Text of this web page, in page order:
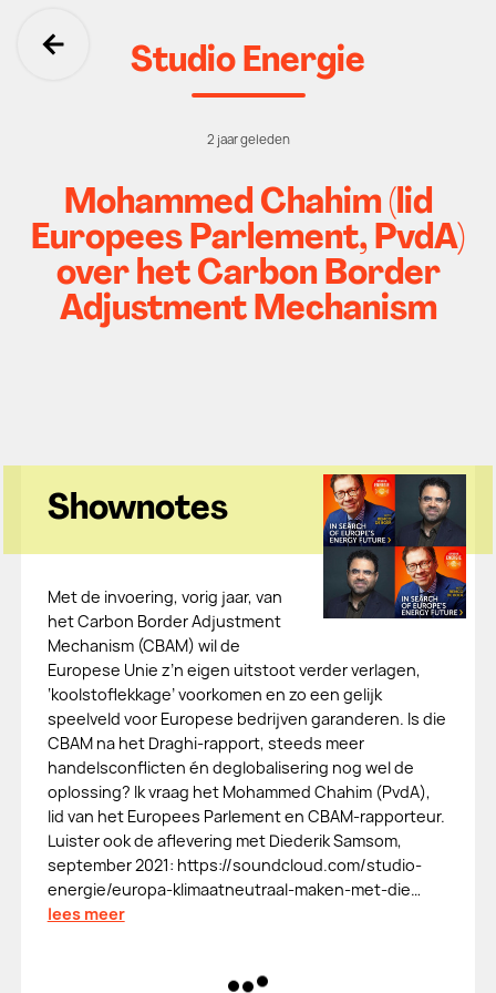
Ga terugStudio Energie
2 jaar geleden
Mohammed Chahim (lid
Europees Parlement, PvdA)
over het Carbon Border
Adjustment Mechanism
Shownotes
Met de invoering, vorig jaar, van
het Carbon Border Adjustment
Mechanism (CBAM) wil de
Europese Unie z’n eigen uitstoot verder verlagen,
‘koolstoflekkage’ voorkomen en zo een gelijk
speelveld voor Europese bedrijven garanderen. Is die
CBAM na het Draghi-rapport, steeds meer
handelsconflicten én deglobalisering nog wel de
oplossing? Ik vraag het Mohammed Chahim (PvdA),
lid van het Europees Parlement en CBAM-rapporteur.
Luister ook de aflevering met Diederik Samsom,
september 2021: https://soundcloud.com/studio-
energie/europa-klimaatneutraal-maken-met-die…
lees meer